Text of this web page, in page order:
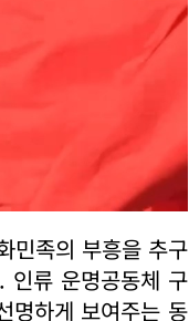
민족의 부흥을 추구
인류 운명공동체 구
명하게 보여주는 동